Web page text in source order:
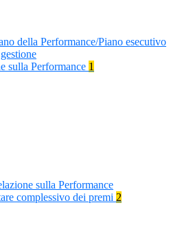
della Performance/Piano esecutivo
sulla Performance 1
sulla Performance
complessivo dei premi 2